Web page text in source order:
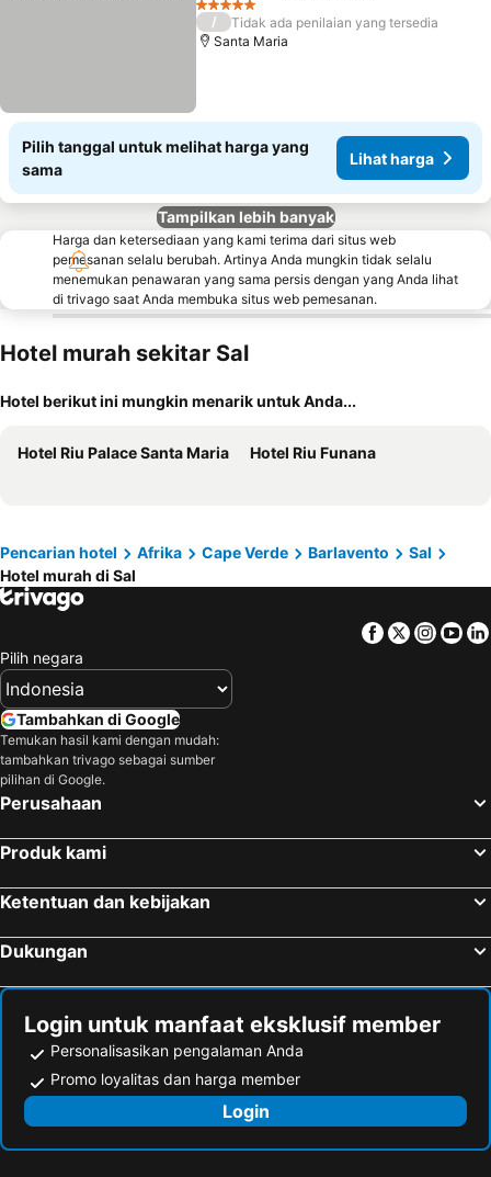
5 Bintang
/
Tidak ada penilaian yang tersedia
Santa Maria
Pilih tanggal untuk melihat harga yang
sama
Lihat harga
Tampilkan lebih banyak
Harga dan ketersediaan yang kami terima dari situs web
pemesanan selalu berubah. Artinya Anda mungkin tidak selalu
menemukan penawaran yang sama persis dengan yang Anda lihat
di trivago saat Anda membuka situs web pemesanan.
Hotel murah sekitar Sal
Hotel berikut ini mungkin menarik untuk Anda...
Hotel Riu Palace Santa Maria Hotel Riu Funana
Pencarian hotel Afrika Cape Verde Barlavento
Sal
Hotel murah di Sal
Facebook
Twitter
Pilih negara
Tambahkan di Google
Temukan hasil kami dengan mudah:
tambahkan trivago sebagai sumber
pilihan di Google.
Perusahaan
Produk kami
Ketentuan dan kebijakan
Dukungan
Login untuk manfaat eksklusif member
Personalisasikan pengalaman Anda
Promo loyalitas dan harga member
Login